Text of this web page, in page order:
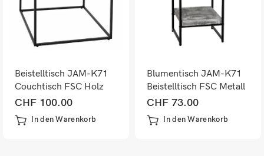
Beistelltisch JAM-K71
Couchtisch FSC Holz
Metall 60x60x60cm
dunkelgrau
CHF 100.00
In den Warenkorb
Blumentisch JAM-K71
Beistelltisch FSC Metall
dunkelgrau 82cm
CHF 73.00
In den Warenkorb